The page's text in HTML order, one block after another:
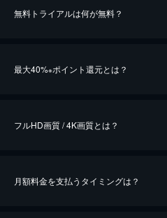
無料トライアルは何が無料？
最大40%※ポイント還元とは？
※40％ポイント還元の対象は、クレジットカー
iOSアプリのUコイン決済による作品の購入 /
フルHD画質 / 4K画質とは？
月額料金を支払うタイミングは？